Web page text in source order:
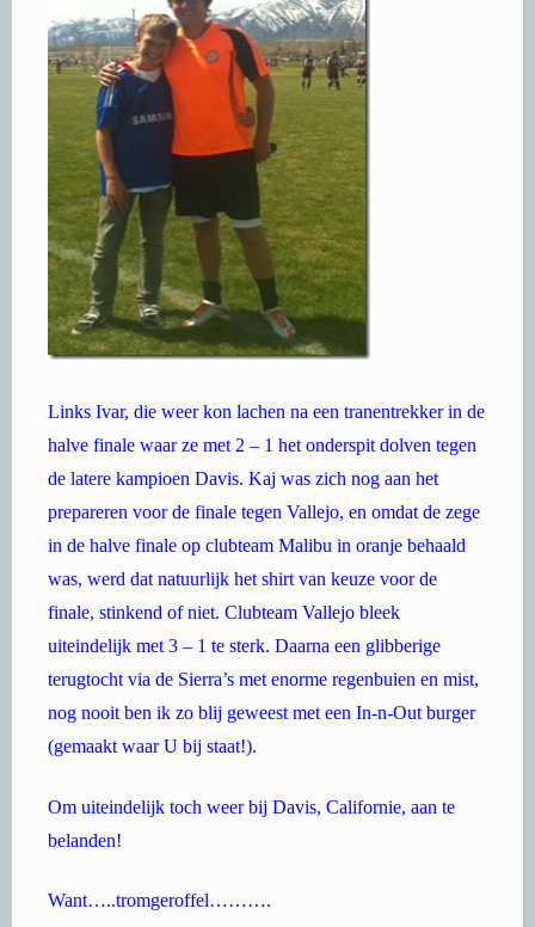
Links Ivar, die weer kon lachen na een tranentrekker in de
halve finale waar ze met 2 – 1 het onderspit dolven tegen
de latere kampioen Davis. Kaj was zich nog aan het
prepareren voor de finale tegen Vallejo, en omdat de zege
in de halve finale op clubteam Malibu in oranje behaald
was, werd dat natuurlijk het shirt van keuze voor de
finale, stinkend of niet. Clubteam Vallejo bleek
uiteindelijk met 3 – 1 te sterk. Daarna een glibberige
terugtocht via de Sierra’s met enorme regenbuien en mist,
nog nooit ben ik zo blij geweest met een In-n-Out burger
(gemaakt waar U bij staat!).
Om uiteindelijk toch weer bij Davis, Californie, aan te
belanden!
Want…..tromgeroffel……….